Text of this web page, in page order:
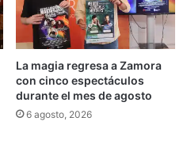
La magia regresa a Zamora
con cinco espectáculos
durante el mes de agosto
6 agosto, 2026